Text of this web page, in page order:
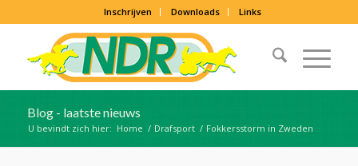
Inschrijven Downloads Links
Blog - laatste nieuws
U bevindt zich hier: Home / Drafsport / Fokkersstorm in Zweden